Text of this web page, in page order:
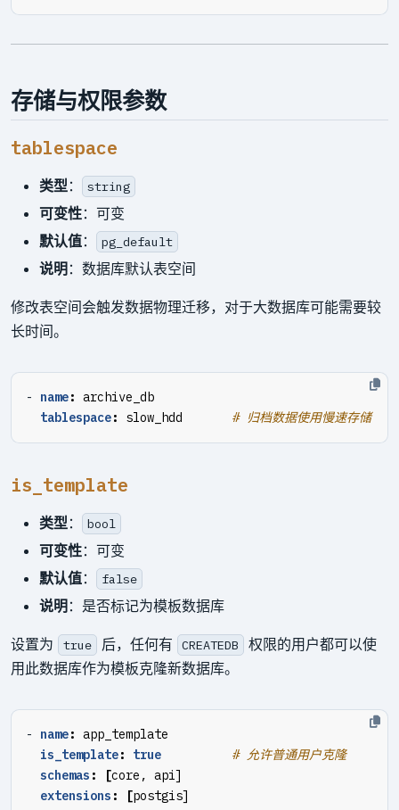
存储与权限参数
tablespace
类型 ： string
可变性：可变
默认值： pg_default
说明：数据库默认表空间
修改表空间会触发数据物理迁移，对于大数据库可能需要较
长时间。
- name: archive_db
tablespace: slow_hdd # 归档数据使用慢速存储
is_template
类型 ： bool
可变性：可变
默认值： false
说明：是否标记为模板数据库
设置为 true 后，任何有 CREATEDB
权限的用户都可以使
用此数据库作为模板克隆新数据库。
- name: app_template
is_template: true
# 允许普通用户克隆
schemas : [core, api]
extensions : [postgis]